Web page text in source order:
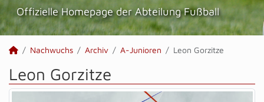
Offizielle Homepage der Abteilung Fußball
Nachwuchs Archiv A-Junioren Leon Gorzitze
Leon Gorzitze